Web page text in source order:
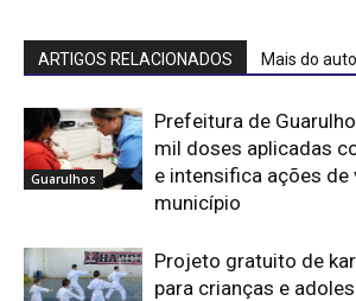
ARTIGOS RELACIONADOS Mais do
Guarulhos
Prefeitura de
mil doses aplicadas
e intensifica ações de
município
Projeto gratuito de
para crianças e